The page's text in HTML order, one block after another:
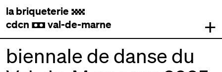
la briqueterie .
cdcn , val-de-marne
+
biennale de danse du